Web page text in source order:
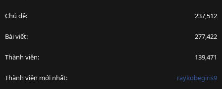
Chủ đề 237,512
Bài viết 277,422
Thành viên 139,471
Thành viên mới nhất raykobegiris9